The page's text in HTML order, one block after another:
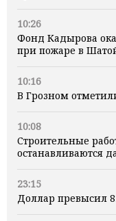
10:26
Фонд Кадырова
при пожаре в
10:16
В Грозном
10:08
Строительные
останавливаются
23:15
Доллар превысил